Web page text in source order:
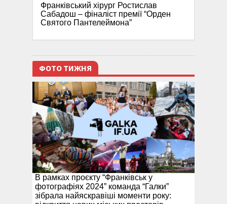
Франківський хірург Ростислав
Сабадош – фіналіст премії “Орден
Святого Пантелеймона”
ФОТО ТИЖНЯ
В рамках проєкту “Франківськ у
фотографіях 2024” команда “Галки”
зібрала найяскравіші моменти року: